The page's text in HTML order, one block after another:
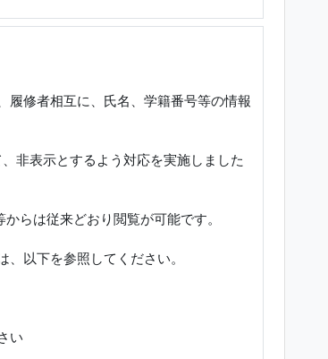
修者相互に、氏名、学籍番号等の情報
非表示とするよう対応を実施しました
らは従来どおり閲覧が可能です。
以下を参照してください。
い